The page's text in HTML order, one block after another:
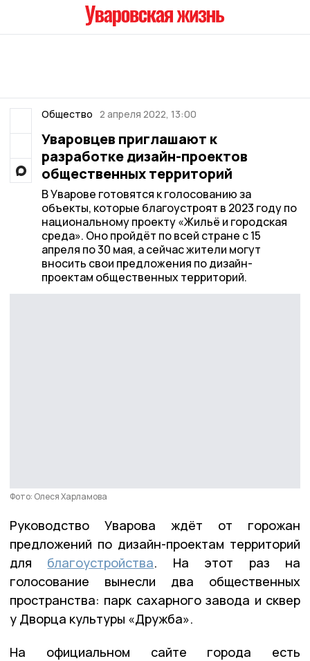
Общество 2 апреля 2022, 13:00
Уваровцев приглашают к
разработке дизайн-проектов
общественных территорий
В Уварове готовятся к голосованию за
объекты, которые благоустроят в 2023 году по
национальному проекту «Жильё и городская
среда». Оно пройдёт по всей стране с 15
апреля по 30 мая, а сейчас жители могут
вносить свои предложения по дизайн-
проектам общественных территорий.
Фото: Олеся Харламова
Руководство Уварова ждёт от горожан
предложений по дизайн-проектам территорий
для благоустройства. На этот раз на
голосование вынесли два общественных
пространства: парк сахарного завода и сквер
у Дворца культуры «Дружба».
На официальном сайте города есть